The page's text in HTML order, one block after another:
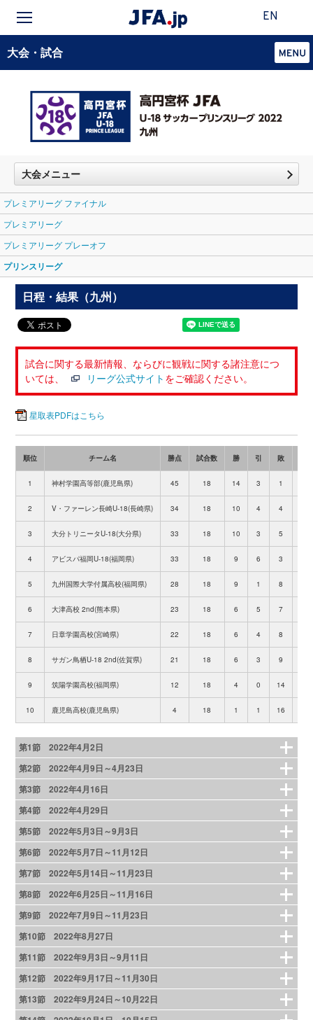
EN
大会・試合
大会メニュー
プレミアリーグ ファイナル
プレミアリーグ
プレミアリーグ プレーオフ
プリンスリーグ
日程・結果（九州）
試合に関する最新情報、ならびに観戦に関する諸注意につ
いては、
リーグ公式サイト をご確認ください。
星取表PDFはこちら
順位 チーム名 勝点 試合数 勝 引 敗
1 神村学園高等部(鹿児島県) 45 18 14 3 1
2 V・ファーレン長崎U-18(長崎県) 34 18 10 4 4
3 大分トリニータU-18(大分県) 33 18 10 3 5
4 アビスパ福岡U-18(福岡県) 33 18 9 6 3
5 九州国際大学付属高校(福岡県) 28 18 9 1 8
6 大津高校 2nd(熊本県) 23 18 6 5 7
7 日章学園高校(宮崎県) 22 18 6 4 8
8 サガン鳥栖U-18 2nd(佐賀県) 21 18 6 3 9
9 筑陽学園高校(福岡県) 12 18 4 0 14
10 鹿児島高校(鹿児島県) 4 18 1 1 16
第1節 2022年4月2日
第2節 2022年4月9日～4月23日
第3節 2022年4月16日
第4節 2022年4月29日
第5節 2022年5月3日～9月3日
第6節 2022年5月7日～11月12日
第7節 2022年5月14日～11月23日
第8節 2022年6月25日～11月16日
第9節 2022年7月9日～11月23日
第10節 2022年8月27日
第11節 2022年9月3日～9月11日
第12節 2022年9月17日～11月30日
第13節 2022年9月24日～10月22日